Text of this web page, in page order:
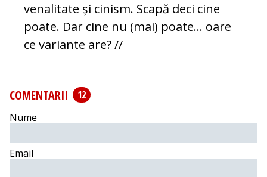
venalitate și cinism. Scapă deci cine
poate. Dar cine nu (mai) poate... oare
ce variante are? //
COMENTARII
12
Nume
Email